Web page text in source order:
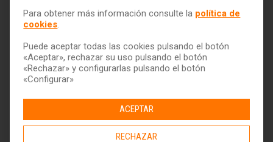
Tarifas y ofertas
Servicio de transporte
Descarga nuestro catálogo
Trabaja con nosotros
Ética y Cumplimiento
Para obtener más información consulte la política de
cookies.
Puede aceptar todas las cookies pulsando el botón
«Aceptar», rechazar su uso pulsando el botón
«Rechazar» y configurarlas pulsando el botón
«Configurar»
ACEPTAR
RECHAZAR